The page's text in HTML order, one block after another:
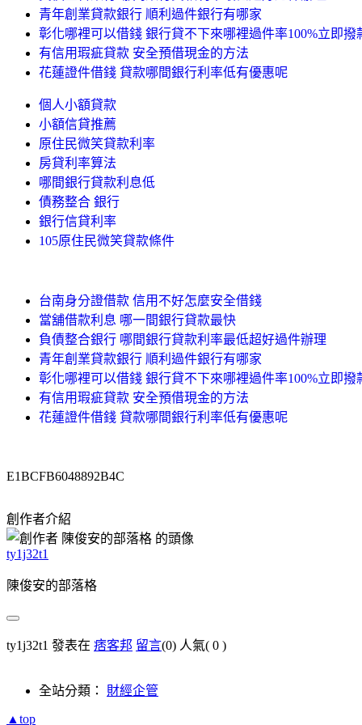
青年創業貸款銀行 順利過件銀行有哪家
彰化哪裡可以借錢 銀行貸不下來哪裡過件率100%立即撥
有信用瑕疵貸款 安全預借現金的方法
花蓮證件借錢 貸款哪間銀行利率低有優惠呢
個人小額貸款
小額信貸推薦
原住民微笑貸款利率
房貸利率算法
哪間銀行貸款利息低
債務整合 銀行
銀行信貸利率
105原住民微笑貸款條件
台南身分證借款 信用不好怎麼安全借錢
當舖借款利息 哪一間銀行貸款最快
負債整合銀行 哪間銀行貸款利率最低超好過件辦理
青年創業貸款銀行 順利過件銀行有哪家
彰化哪裡可以借錢 銀行貸不下來哪裡過件率100%立即撥
有信用瑕疵貸款 安全預借現金的方法
花蓮證件借錢 貸款哪間銀行利率低有優惠呢
E1BCFB6048892B4C
創作者介紹
ty1j32t1
陳俊安的部落格
ty1j32t1 發表在 痞客邦 留言(0) 人氣( 0 )
全站分類： 財經企管
▲top